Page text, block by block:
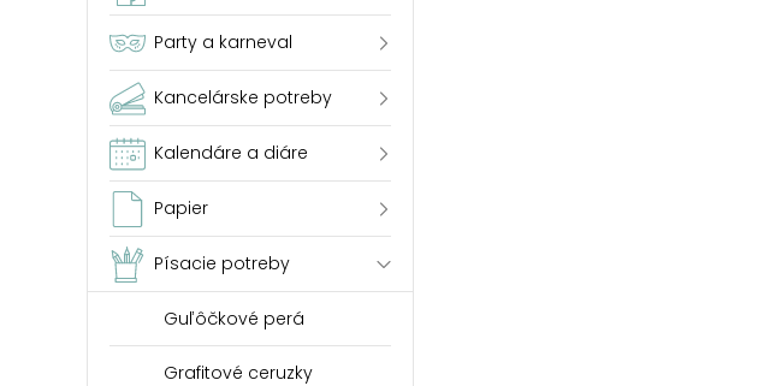
Party a karneval
Kancelárske potreby
Kalendáre a diáre
Papier
Písacie potreby
Guľôčkové perá
Grafitové ceruzky